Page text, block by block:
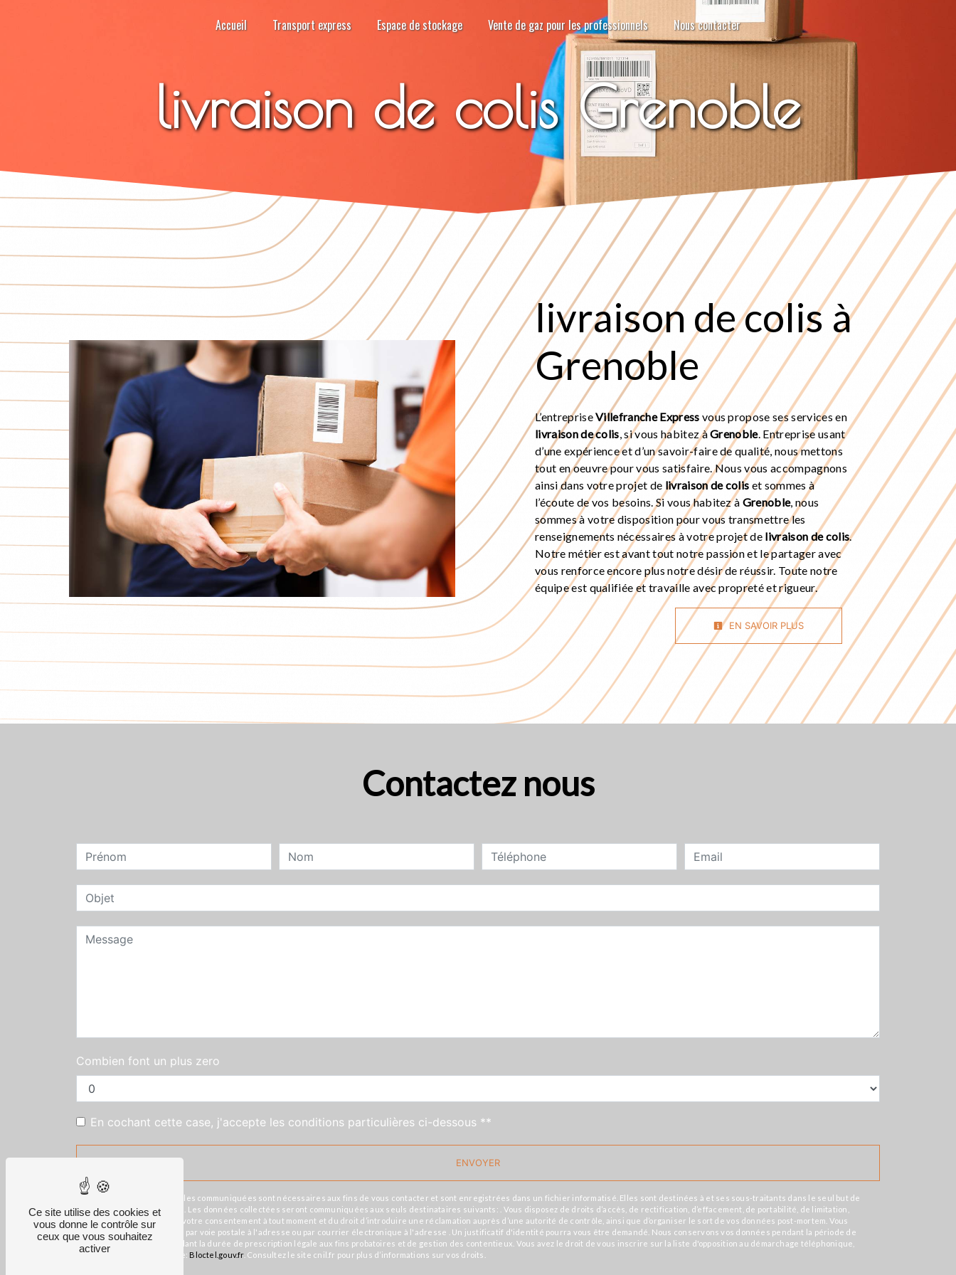
Accueil Transport express Espace de stockage Vente de gaz pour les professionnels Nous contacter
livraison de colis Grenoble
livraison de colis à
Grenoble
L’entrepriseVillefranche Express vous propose ses services en
livraison de colis, si vous habitez àGrenoble. Entreprise usant
d’une expérience et d’un savoir-faire de qualité, nous mettons
tout en oeuvre pour vous satisfaire. Nous vous accompagnons
ainsi dans votre projet de livraison de colis et sommes à
l’écoute de vos besoins. Si vous habitez à Grenoble, nous
sommes à votre disposition pour vous transmettre les
renseignements nécessaires à votre projet de livraison de colis.
Notre métier est avant tout notre passion et le partager avec
vous renforce encore plus notre désir de réussir. Toute notre
équipe est qualifiée et travaille avec propreté et rigueur.
EN SAVOIR PLUS
Contactez nous
Combien font un plus zero
En cochant cette case, j'accepte les conditions particulières ci-dessous **
ENVOYER
** Les données personnelles communiquées sont nécessaires aux fins de vous contacter et sont enregistrées dans un fichier informatisé. Elles sont destinées à et ses sous-traitants dans le seul but de
répondre à votre message. Les données collectées seront communiquées aux seuls destinataires suivants: . Vous disposez de droits d’accès, de rectification, d’effacement, de portabilité, de limitation,
d’opposition, de retrait de votre consentement à tout moment et du droit d’introduire une réclamation auprès d’une autorité de contrôle, ainsi que d’organiser le sort de vos données post-mortem. Vous
pouvez exercer ces droits par voie postale à l'adresse ou par courrier électronique à l'adresse . Un justificatif d'identité pourra vous être demandé. Nous conservons vos données pendant la période de
prise de contact puis pendant la durée de prescription légale aux fins probatoires et de gestion des contentieux. Vous avez le droit de vous inscrire sur la liste d'opposition au démarchage téléphonique,
disponible à cette adresse: Bloctel.gouv.fr. Consultez le site cnil.fr pour plus d’informations sur vos droits.
Ce site utilise des cookies et
vous donne le contrôle sur
ceux que vous souhaitez
activer